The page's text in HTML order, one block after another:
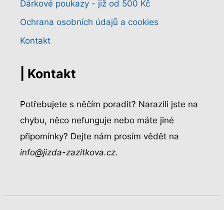
Dárkové poukazy - již od 500 Kč
Ochrana osobních údajů a cookies
Kontakt
| Kontakt
Potřebujete s něčím poradit? Narazili jste na
chybu, něco nefunguje nebo máte jiné
připomínky? Dejte nám prosím vědět na
info@jizda-zazitkova.cz.